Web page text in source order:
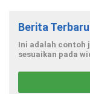
Berita Terbaru
Ini adalah contoh
sesuaikan pada